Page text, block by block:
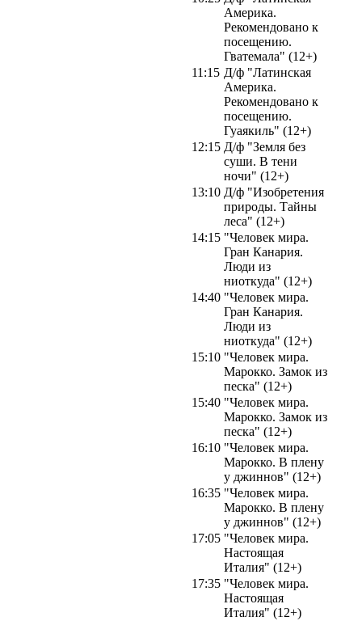
Америка.
Рекомендовано к
посещению.
Гватемала" (12+)
11:15 Д/ф "Латинская
Америка.
Рекомендовано к
посещению.
Гуаякиль" (12+)
12:15 Д/ф "Земля без
суши. В тени
ночи" (12+)
13:10 Д/ф "Изобретения
природы. Тайны
леса" (12+)
14:15 "Человек мира.
Гран Канария.
Люди из
ниоткуда" (12+)
14:40 "Человек мира.
Гран Канария.
Люди из
ниоткуда" (12+)
15:10 "Человек мира.
Марокко. Замок из
песка" (12+)
15:40 "Человек мира.
Марокко. Замок из
песка" (12+)
16:10 "Человек мира.
Марокко. В плену
у джиннов" (12+)
16:35 "Человек мира.
Марокко. В плену
у джиннов" (12+)
17:05 "Человек мира.
Настоящая
Италия" (12+)
17:35 "Человек мира.
Настоящая
Италия" (12+)